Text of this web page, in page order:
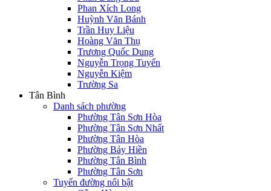
Phan Xích Long
Huỳnh Văn Bánh
Trần Huy Liệu
Hoàng Văn Thụ
Trương Quốc Dung
Nguyễn Trọng Tuyển
Nguyễn Kiệm
Trường Sa
Tân Bình
Danh sách phường
Phường Tân Sơn Hòa
Phường Tân Sơn Nhất
Phường Tân Hòa
Phường Bảy Hiền
Phường Tân Bình
Phường Tân Sơn
Tuyến đường nổi bật